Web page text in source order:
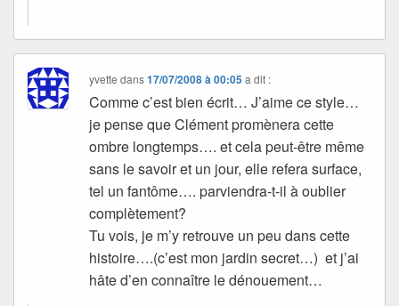
yvette dans17/07/2008 à 00:05 a dit :
Comme c’est bien écrit… J’aime ce style…
je pense que Clément promènera cette
ombre longtemps…. et cela peut-être même
sans le savoir et un jour, elle refera surface,
tel un fantôme…. parviendra-t-il à oublier
complètement?
Tu vois, je m’y retrouve un peu dans cette
histoire….(c’est mon jardin secret…) et j’ai
hâte d’en connaître le dénouement…